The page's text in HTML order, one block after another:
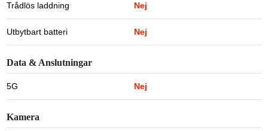
Trådlös laddning Nej
Utbytbart batteri Nej
Data & Anslutningar
5G Nej
Kamera